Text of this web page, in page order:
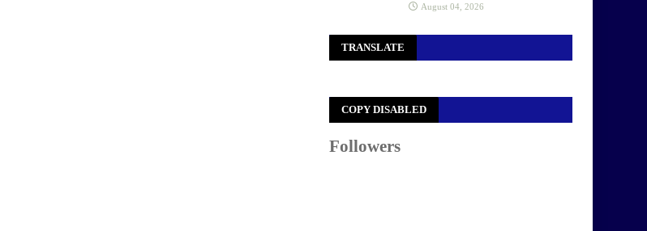
August 04, 2026
TRANSLATE
COPY DISABLED
Followers